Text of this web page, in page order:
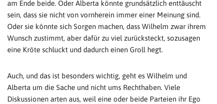
am Ende beide. Oder Alberta könnte grundsätzlich enttäuscht
sein, dass sie nicht von vornherein immer einer Meinung sind.
Oder sie könnte sich Sorgen machen, dass Wilhelm zwar ihrem
Wunsch zustimmt, aber dafür zu viel zurücksteckt, sozusagen
eine Kröte schluckt und dadurch einen Groll hegt.
Auch, und das ist besonders wichtig, geht es Wilhelm und
Alberta um die Sache und nicht ums Rechthaben. Viele
Diskussionen arten aus, weil eine oder beide Parteien ihr Ego